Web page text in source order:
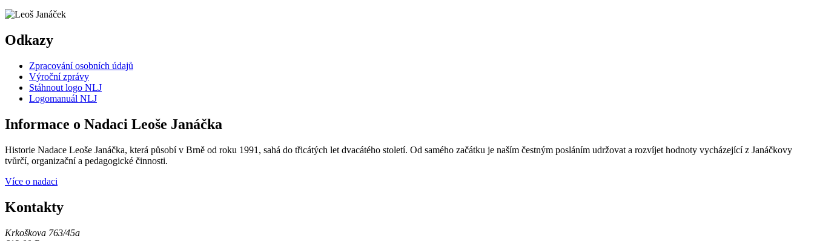
Odkazy
Zpracování osobních údajů
Výroční zprávy
Stáhnout logo NLJ
Logomanuál NLJ
Informace o Nadaci Leoše Janáčka
Historie Nadace Leoše Janáčka, která působí v Brně od roku 1991, sahá do třicátých let dvacátého století. Od samého začátku je naším čestným posláním udržovat a rozvíjet hodnoty vycházející z Janáčkovy
tvůrčí, organizační a pedagogické činnosti.
Více o nadaci
Kontakty
Krkoškova 763/45a